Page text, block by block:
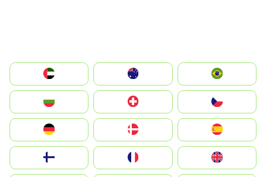
الإمارات العربية المتحدة
Switzerland
Deutschland
United Kingdom